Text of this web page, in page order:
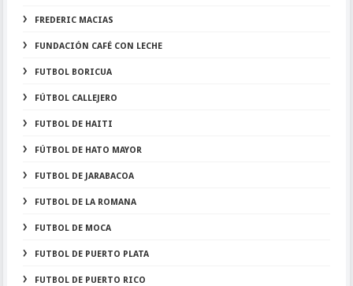
FREDERIC MACIAS
FUNDACIÓN CAFÉ CON LECHE
FUTBOL BORICUA
FÚTBOL CALLEJERO
FUTBOL DE HAITI
FÚTBOL DE HATO MAYOR
FUTBOL DE JARABACOA
FUTBOL DE LA ROMANA
FUTBOL DE MOCA
FUTBOL DE PUERTO PLATA
FUTBOL DE PUERTO RICO